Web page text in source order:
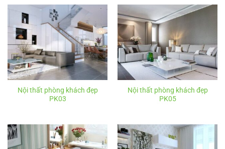
Nội thất phòng khách đẹp
PK03
Nội thất phòng khách đẹp
PK05